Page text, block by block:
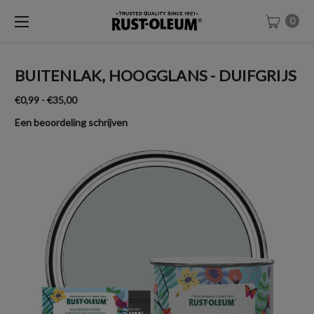
0
BUITENLAK, HOOGGLANS - DUIFGRIJS
€0,99 - €35,00
Een beoordeling schrijven